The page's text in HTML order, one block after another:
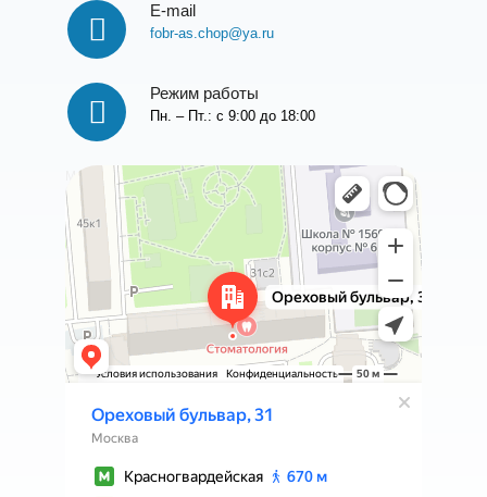
E-mail
fobr-as.chop@ya.ru
Режим работы
Пн. – Пт.: с 9:00 до 18:00
Ореховый бульвар, 31 на карте Москвы, ближайшее
метро Красногвардейская — Яндекс Карты